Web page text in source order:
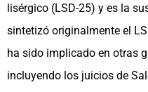
lisérgico (LSD-25) y es la
sintetizó originalmente el
ha sido implicado en otras
incluyendo los juicios de